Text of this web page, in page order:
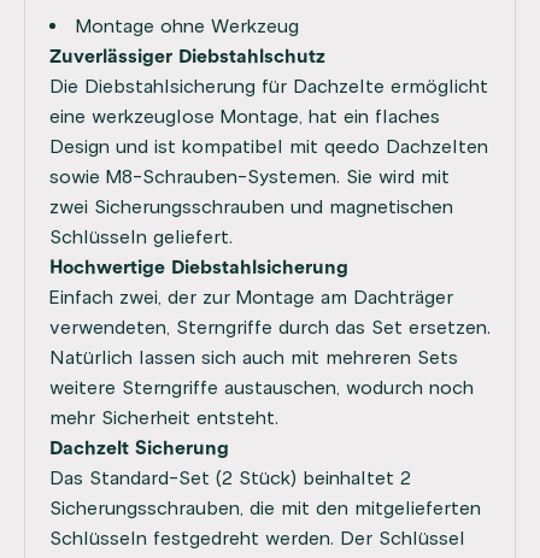
Montage ohne Werkzeug
Zuverlässiger Diebstahlschutz
Die Diebstahlsicherung für Dachzelte ermöglicht
eine werkzeuglose Montage, hat ein flaches
Design und ist kompatibel mit qeedo Dachzelten
sowie M8-Schrauben-Systemen. Sie wird mit
zwei Sicherungsschrauben und magnetischen
Schlüsseln geliefert.
Hochwertige Diebstahlsicherung
Einfach zwei, der zur Montage am Dachträger
verwendeten, Sterngriffe durch das Set ersetzen.
Natürlich lassen sich auch mit mehreren Sets
weitere Sterngriffe austauschen, wodurch noch
mehr Sicherheit entsteht.
Dachzelt Sicherung
Das Standard-Set (2 Stück) beinhaltet 2
Sicherungsschrauben, die mit den mitgelieferten
Schlüsseln festgedreht werden. Der Schlüssel